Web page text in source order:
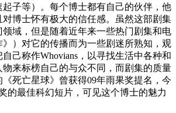
起子等）。每个博士都有自己的伙伴，他
博士怀有极大的信任感。虽然这部剧集
域，但是随着近年来一些热门剧集和电
）对它的传播而为一些剧迷所熟知，观
己称作Whovians，以寻找生活中各种和
来标榜自己的与众不同，而剧集的质量
死亡星球》曾获得09年雨果奖提名，今
的最佳科幻短片，可见这个博士的魅力